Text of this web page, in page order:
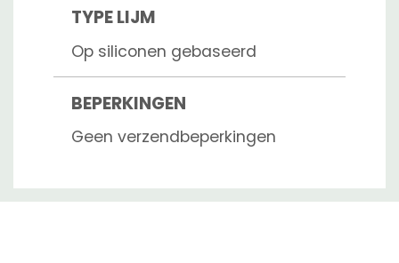
TYPE LIJM
Op siliconen gebaseerd
BEPERKINGEN
Geen verzendbeperkingen